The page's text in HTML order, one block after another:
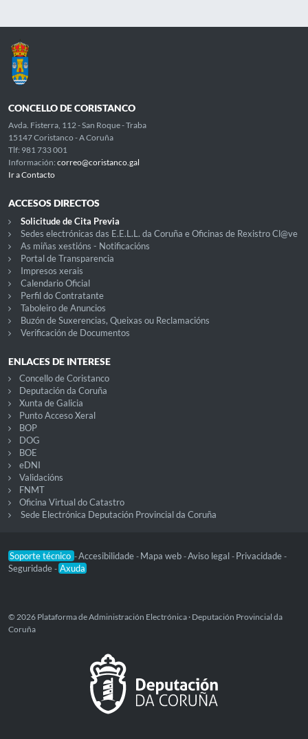
CONCELLO DE CORISTANCO
Avda. Fisterra, 112 - San Roque - Traba
15147 Coristanco - A Coruña
Tlf: 981 733 001
Información: correo@coristanco.gal
Ir a Contacto
ACCESOS DIRECTOS
Solicitude de Cita Previa
Sedes electrónicas das E.E.L.L. da Coruña e Oficinas de Rexistro Cl@ve
As miñas xestións - Notificacións
Portal de Transparencia
Impresos xerais
Calendario Oficial
Perfil do Contratante
Taboleiro de Anuncios
Buzón de Suxerencias, Queixas ou Reclamacións
Verificación de Documentos
ENLACES DE INTERESE
Concello de Coristanco
Deputación da Coruña
Xunta de Galicia
Punto Acceso Xeral
BOP
DOG
BOE
eDNI
Validacións
FNMT
Oficina Virtual do Catastro
Sede Electrónica Deputación Provincial da Coruña
Soporte técnico -Accesibilidade - Mapa web -Aviso legal - Privacidade -
Seguridade - Axuda
© 2026 Plataforma de Administración Electrónica · Deputación Provincial da
Coruña